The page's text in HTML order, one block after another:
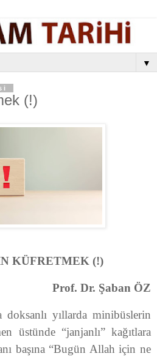
▼
(!)
KÜFRETMEK (!)
Prof. Dr. Şaban ÖZ
doksanlı yıllarda minibüslerin
üstünde “janjanlı” kağıtlara
başına “Bugün Allah için ne